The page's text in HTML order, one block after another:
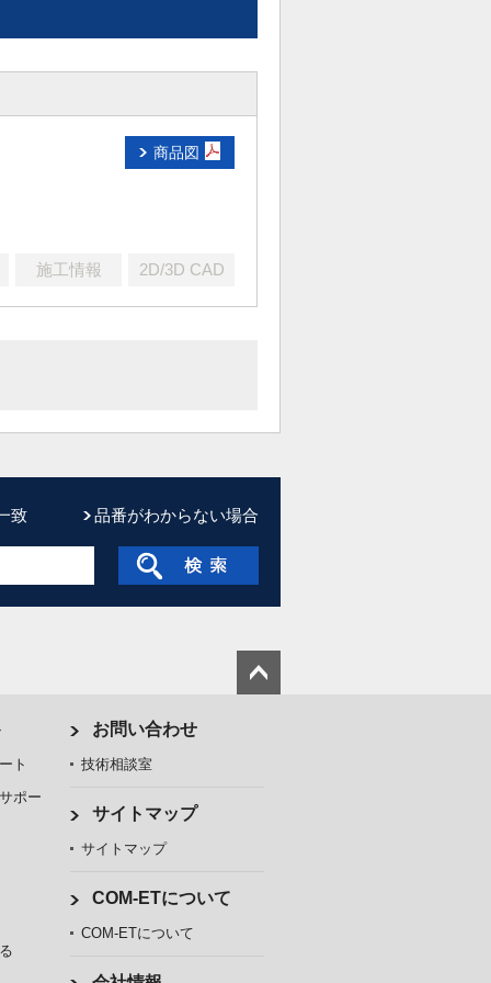
商品図
施工情報 2D/3D CAD
致 品番がわからない場合
ト
ポー
お問い合わせ
技術相談室
サイトマップ
サイトマップ
COM-ETについて
COM-ETについて